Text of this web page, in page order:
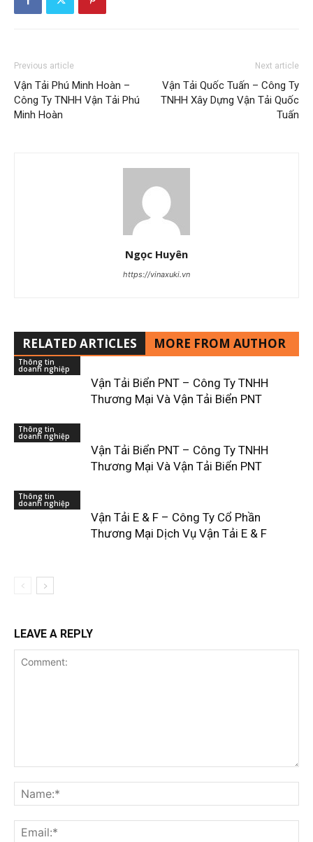
Previous article
Vận Tải Phú Minh Hoàn –
Công Ty TNHH Vận Tải Phú
Minh Hoàn
Next article
Vận Tải Quốc Tuấn – Công Ty
TNHH Xây Dựng Vận Tải Quốc
Tuấn
Ngọc Huyên
https://vinaxuki.vn
RELATED ARTICLES MORE FROM AUTHOR
Thông tin
doanh nghiệp
Vận Tải Biển PNT – Công Ty TNHH
Thương Mại Và Vận Tải Biển PNT
Thông tin
doanh nghiệp
Vận Tải Biển PNT – Công Ty TNHH
Thương Mại Và Vận Tải Biển PNT
Thông tin
doanh nghiệp
Vận Tải E & F – Công Ty Cổ Phần
Thương Mại Dịch Vụ Vận Tải E & F
LEAVE A REPLY